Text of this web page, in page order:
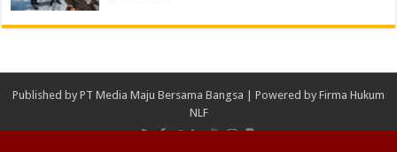
Published by PT Media Maju Bersama Bangsa | Powered by Firma Hukum
NLF